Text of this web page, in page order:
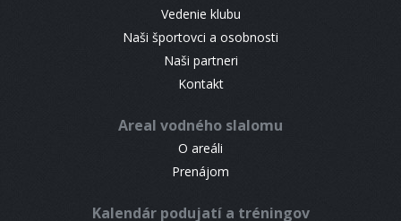
Vedenie klubu
Naši športovci a osobnosti
Naši partneri
Kontakt
Areal vodného slalomu
O areáli
Prenájom
Kalendár podujatí a tréningov